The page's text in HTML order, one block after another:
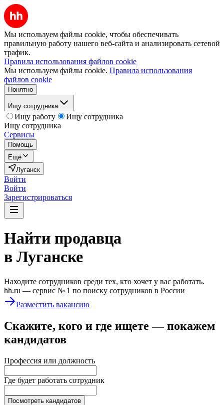
Мы используем файлы cookie, чтобы обеспечивать
правильную работу нашего веб-сайта и анализировать сетевой
трафик.
Правила использования файлов cookie
Мы используем файлы cookie. Правила использования
файлов cookie
Понятно
Ищу сотрудника
Ищу работу
Ищу сотрудника
Ищу сотрудника
Сервисы
Помощь
Ещё
Луганск
Войти
Войти
Зарегистрироваться
Найти продавца
в Луганске
Находите сотрудников среди тех, кто хочет у вас работать.
hh.ru — сервис № 1 по поиску сотрудников в России
Разместить вакансию
Скажите, кого и где ищете — покажем
кандидатов
Профессия или должность
Где будет работать сотрудник
Посмотреть кандидатов